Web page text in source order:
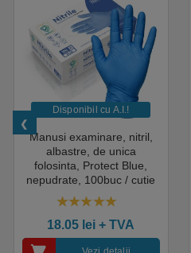
Disponibil cu A.I.​!
Manusi examinare, nitril,
albastre, de unica
folosinta, Protect Blue,
nepudrate, 100buc / cutie
pentru medical, HoReCa,
saloane si domeniul
industrial, calitate premium
18.05 lei + TVA